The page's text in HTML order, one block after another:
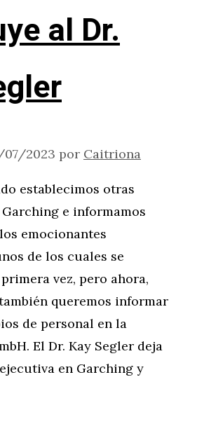
al Dr.
07/2023 por Caitriona
establecimos otras
e informamos
emocionantes
de los cuales se
vez, pero ahora,
queremos informar
de personal en la
El Dr. Kay Segler deja
en Garching y